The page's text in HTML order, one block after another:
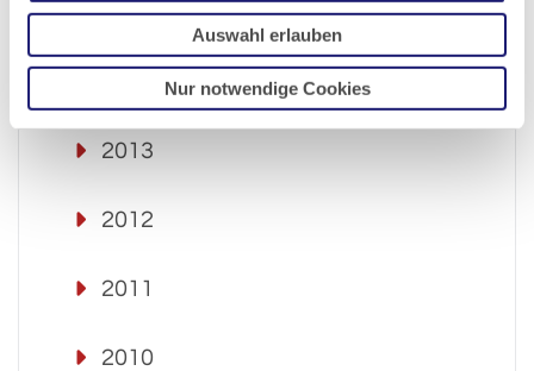
Auswahl erlauben
Nur notwendige Cookies
2015
2013
2012
2011
2010